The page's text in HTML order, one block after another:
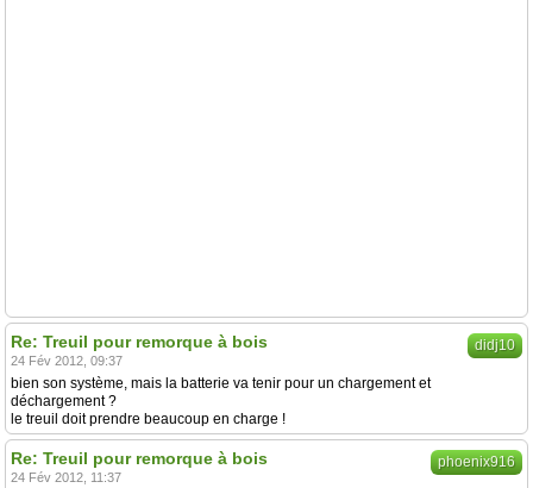
didj10
Re: Treuil pour remorque à bois
24 Fév 2012, 09:37
bien son système, mais la batterie va tenir pour un chargement et
déchargement ?
le treuil doit prendre beaucoup en charge !
phoenix916
Re: Treuil pour remorque à bois
24 Fév 2012, 11:37